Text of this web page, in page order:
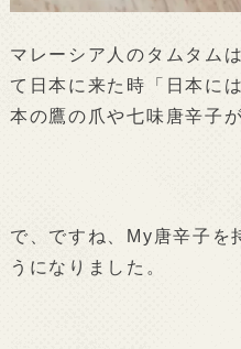
マレーシア人のタムタム
て日本に来た時「日本に
本の鷹の爪や七味唐辛子
で、ですね、My唐辛子を
うになりました。